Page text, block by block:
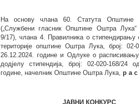
На основу члана 60. Статута Општине
(„Службени гласник Општине Оштра Лука“
9/17), члана 4. Правилника о стипендирању
територије општине Оштра Лука, број: 02-
26.12.2024. године и Одлуке о
додјелу стипендија, број:
02-020-168/24
године, начелник Општине Оштра Лука, р а с
ЈАВНИ КОНКУРС